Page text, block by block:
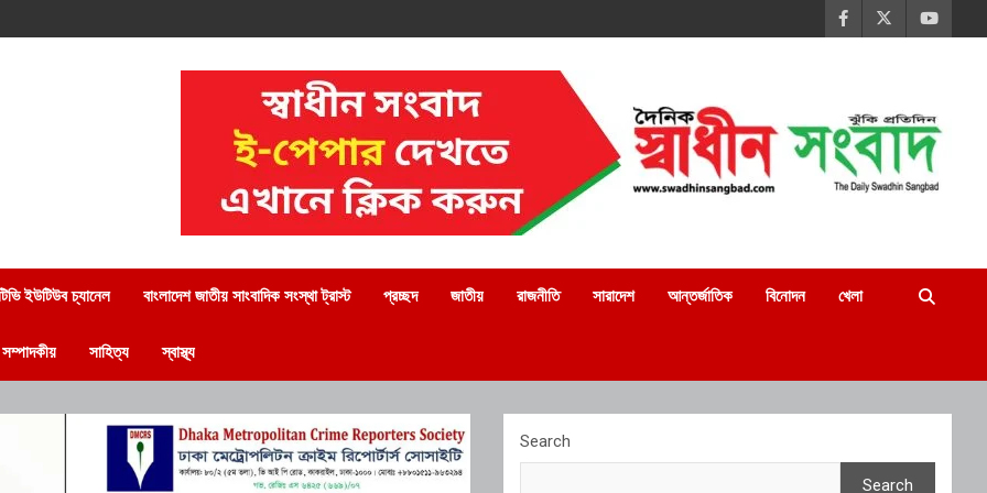
ইউটিউব চ্যানেল বাংলাদেশ জাতীয় সাংবাদিক সংস্থা ট্রাস্ট প্রচ্ছদ জাতীয় রাজনীতি সারাদেশ আন্তর্জাতিক বিনোদন খেলা
সম্পাদকীয় সাহিত্য স্বাস্থ্য
Search
Search